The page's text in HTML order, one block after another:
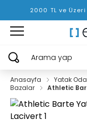
2000 TL ve
Arama yap
Anasayfa Yatak
Bazalar
Athletic